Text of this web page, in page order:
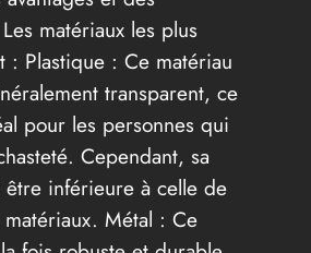
matériaux les plus
: Plastique : Ce matériau
transparent, ce
pour les personnes qui
Cependant, sa
inférieure à celle de
Métal : Ce